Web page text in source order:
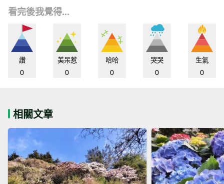
看完後我覺得...
讚
0
美呆惹
0
哈哈
0
哭哭
0
生氣
0
相關文章